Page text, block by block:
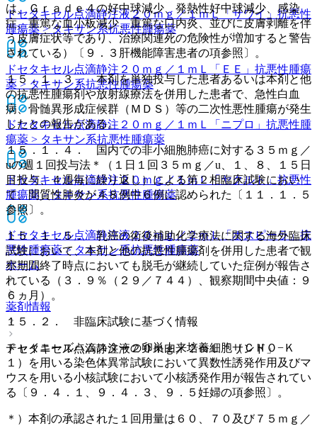
ドセタキセル点滴静注液２０ｍｇ／１ｍＬ「サワイ」 抗悪性
腫瘍薬 > タキサン系抗悪性腫瘍薬
ドセタキセル点滴静注２０ｍｇ／１ｍＬ「ＥＥ」 抗悪性腫瘍
薬 > タキサン系抗悪性腫瘍薬
ドセタキセル点滴静注２０ｍｇ／１ｍＬ「ニプロ」 抗悪性腫
瘍薬 > タキサン系抗悪性腫瘍薬
ドセタキセル点滴静注２０ｍｇ／１ｍＬ「ヤクルト」抗悪性
腫瘍薬 > タキサン系抗悪性腫瘍薬
ドセタキセル点滴静注液２０ｍｇ／２ｍＬ「ホスピーラ」抗
悪性腫瘍薬 > タキサン系抗悪性腫瘍薬
ホーム
薬剤情報
ドセタキセル点滴静注液２０ｍｇ／２ｍＬ「サンド」
は、Ｇｒａｄｅ４の好中球減少、発熱性好中球減少、感染
症、重篤な血小板減少、重篤な口内炎、並びに皮膚剥離を伴
う皮膚症状等であり、治療関連死の危険性が増加すると警告
されている）〔９．３肝機能障害患者の項参照〕。
１５．１．３． 本剤を単独投与した患者あるいは本剤と他
の抗悪性腫瘍剤や放射線療法を併用した患者で、急性白血
病、骨髄異形成症候群（ＭＤＳ）等の二次性悪性腫瘍が発生
したとの報告がある。
１５．１．４． 国内での非小細胞肺癌に対する３５ｍｇ／
uの週１回投与法＊（１日１回３５ｍｇ／u、１、８、１５日
目投与、４週毎に繰り返し）による第２相臨床試験におい
て、間質性肺炎が４８例中６例に認められた〔１１．１．５
参照〕。
１５．１．５． 乳癌の術後補助化学療法に関する海外臨床
試験において、本剤と他の抗悪性腫瘍剤を併用した患者で観
察期間終了時点においても脱毛が継続していた症例が報告さ
れている（３．９％（２９／７４４）、観察期間中央値：９
６ヵ月）。
１５．２． 非臨床試験に基づく情報
チャイニーズハムスターの卵巣由来培養細胞（ＣＨＯ−Ｋ
１）を用いる染色体異常試験において異数性誘発作用及びマ
ウスを用いる小核試験において小核誘発作用が報告されてい
る〔９．４．１、９．４．３、９．５妊婦の項参照〕。
＊）本剤の承認された１回用量は６０、７０及び７５ｍｇ／